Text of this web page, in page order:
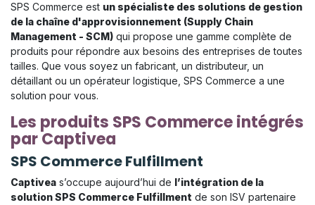
SPS Commerce est un spécialiste des solutions de gestion
de la chaîne d'approvisionnement (Supply Chain
Management - SCM) qui propose une gamme complète de
produits pour répondre aux besoins des entreprises de toutes
tailles. Que vous soyez un fabricant, un distributeur, un
détaillant ou un opérateur logistique, SPS Commerce a une
solution pour vous.
Les produits SPS Commerce intégrés
par Captivea
SPS Commerce Fulfillment
Captivea s’occupe aujourd’hui de l’intégration de la
solution SPS Commerce Fulfillment de son ISV partenaire